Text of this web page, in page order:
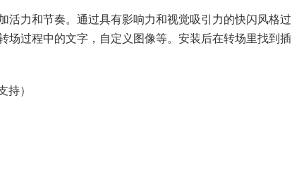
力和节奏。通过具有影响力和视觉吸引力的快闪风格过
场过程中的文字，自定义图像等。安装后在转场里找到插
）